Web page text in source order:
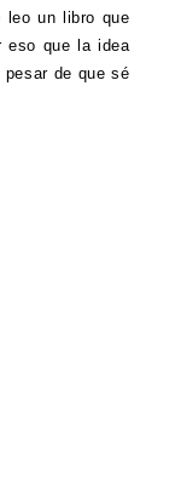
leo un libro que
eso que la idea
de que sé